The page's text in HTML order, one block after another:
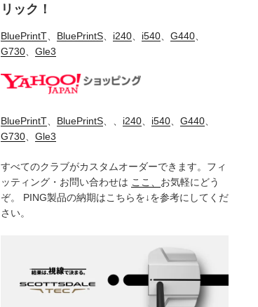
リック！
BluePrintT、 BluePrintS、 i240、 i540、 G440、
G730、 Gle3
BluePrintT、 BluePrintS、、 i240、 i540、 G440、
G730、 Gle3
すべてのクラブがカスタムオーダーできます。フィ
ッティング・お問い合わせは ここ、 お気軽にどう
ぞ。 PING製品の納期はこちらを↓を参考にしてくだ
さい。